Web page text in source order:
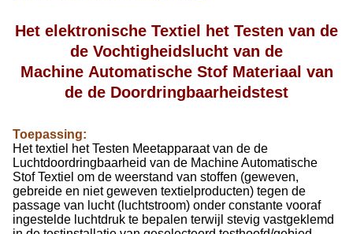
Het elektronische Textiel het Testen van de
de Vochtigheidslucht van de
Machine Automatische Stof Materiaal van
de de Doordringbaarheidstest
Toepassing:
Het textiel het Testen Meetapparaat van de de
Luchtdoordringbaarheid van de Machine Automatische
Stof Textiel om de weerstand van stoffen (geweven,
gebreide en niet geweven textielproducten) tegen de
passage van lucht (luchtstroom) onder constante vooraf
ingestelde luchtdruk te bepalen terwijl stevig vastgeklemd